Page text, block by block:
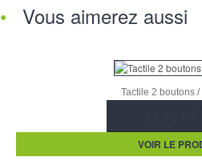
Vous aimerez aussi
Tactile 2 boutons
VOIR LE